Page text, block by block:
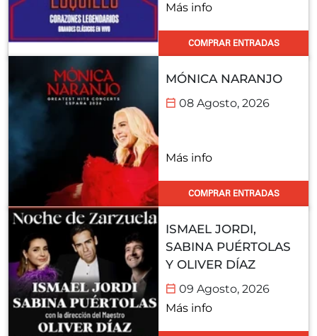
Más info
COMPRAR ENTRADAS
MÓNICA NARANJO
08 Agosto, 2026
Más info
COMPRAR ENTRADAS
ISMAEL JORDI,
SABINA PUÉRTOLAS
Y OLIVER DÍAZ
09 Agosto, 2026
Más info